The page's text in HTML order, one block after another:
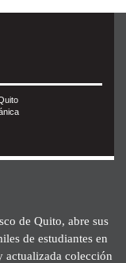
de Quito, abre sus
de estudiantes en
actualizada colección